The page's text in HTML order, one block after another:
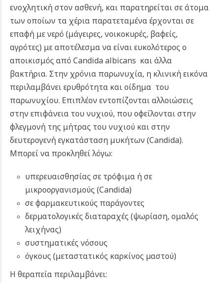
ενοχλητική στον ασθενή, και παρατηρείται σε άτομα
των οποίων τα χέρια παρατεταμένα έρχονται σε
επαφή με νερό (μάγειρες, νοικοκυρές, βαφείς,
αγρότες) με αποτέλεσμα να είναι ευκολότερος ο
αποικισμός από Candida albicans και άλλα
βακτήρια. Στην χρόνια παρωνυχία, η κλινική εικόνα
περιλαμβάνει ερυθρότητα και οίδημα του
παρωνυχίου. Επιπλέον εντοπίζονται αλλοιώσεις
στην επιφάνεια του νυχιού, που οφείλονται στην
φλεγμονή της μήτρας του νυχιού και στην
δευτερογενή εγκατάσταση μυκήτων (Candida).
Μπορεί να προκληθεί λόγω:
υπερευαισθησίας σε τρόφιμα ή σε
μικροοργανισμούς (Candida)
σε φαρμακευτικούς παράγοντες
δερµατολογικές διαταραχές (ψωρίαση, ομαλός
λειχήνας)
συστηματικές νόσους
όγκους (μεταστατικός καρκίνος µαστού)
Η θεραπεία περιλαμβάνει: